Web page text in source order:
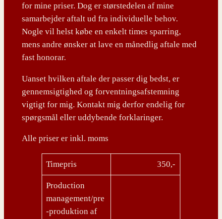
for mine priser. Dog er størstedelen af mine
samarbejder aftalt ud fra individuelle behov.
Nogle vil helst købe en enkelt times sparring,
mens andre ønsker at lave en månedlig aftale med
fast honorar.
Uanset hvilken aftale der passer dig bedst, er
gennemsigtighed og forventningsafstemning
vigtigt for mig. Kontakt mig derfor endelig for
spørgsmål eller uddybende forklaringer.
Alle priser er inkl. moms
Timepris 350,-
Production
management/pre
-produktion af